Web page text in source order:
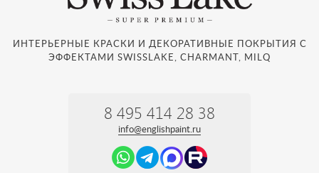
ИНТЕРЬЕРНЫЕ КРАСКИ И ДЕКОРАТИВНЫЕ ПОКРЫТИЯ С
ЭФФЕКТАМИ SWISSLAKE, CHARMANT, MILQ
8 495 414 28 38
info@englishpaint.ru